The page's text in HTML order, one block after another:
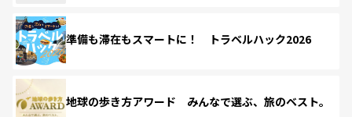
準備も滞在もスマートに！ トラベルハック2026
地球の歩き方アワード みんなで選ぶ、旅のベスト。